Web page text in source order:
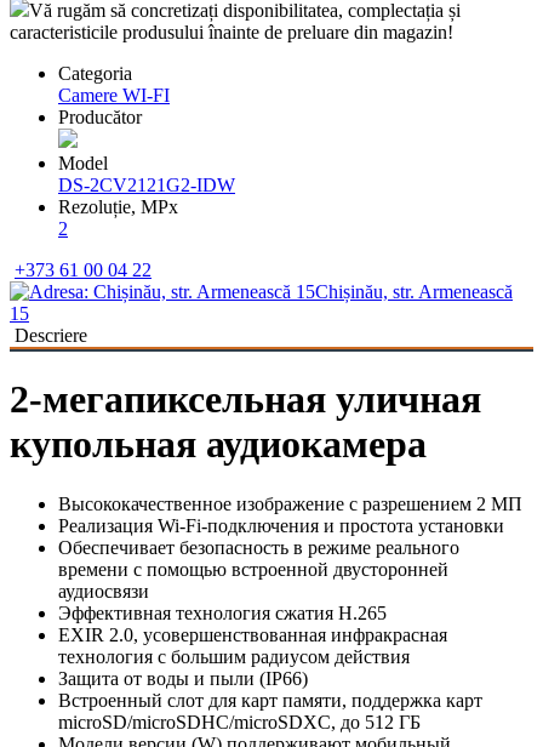
Vă rugăm să concretizați disponibilitatea, complectația și
caracteristicile produsului înainte de preluare din magazin!
Categoria
Camere WI-FI
Producător
Model
DS-2CV2121G2-IDW
Rezoluție, MPx
2
+373 61 00 04 22
Chișinău, str. Armenească
15
Descriere
2-мегапиксельная уличная
купольная аудиокамера
Высококачественное изображение с разрешением 2 МП
Реализация Wi-Fi-подключения и простота установки
Обеспечивает безопасность в режиме реального
времени с помощью встроенной двусторонней
аудиосвязи
Эффективная технология сжатия H.265
EXIR 2.0, усовершенствованная инфракрасная
технология с большим радиусом действия
Защита от воды и пыли (IP66)
Встроенный слот для карт памяти, поддержка карт
microSD/microSDHC/microSDXC, до 512 ГБ